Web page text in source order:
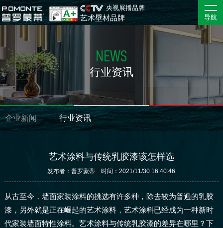
央视展播品牌
艺术壁材品牌 导航
NEWS
行业资讯
企业新闻 行业资讯
艺术涂料与传统乳胶漆该怎样选
发布者：普罗蒙蒂 时间：2021/11/30 16:40:46
从古至今，墙面家装涂料的挑选有许多种，除去较为普遍的乳胶
漆，另外就是正在崛起的艺术涂料，艺术涂料已经成为一种新时
代家装墙面特性涂料。艺术涂料与传统乳胶漆的差异在哪里？下